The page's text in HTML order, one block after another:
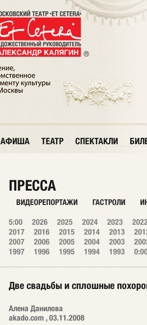
АФИША ТЕАТР СПЕКТАКЛИ
ПРЕССА
ВИДЕОРЕПОРТАЖИ ГАСТРОЛИ
5:00 2026 2025 2024 2023
2017
2016 2015 2014 2013
2007
2006 2005 2004 2003
1997
1996 1995 1994 1993
Две свадьбы и сплошные
Алена Данилова
akado.com , 03.11.2008